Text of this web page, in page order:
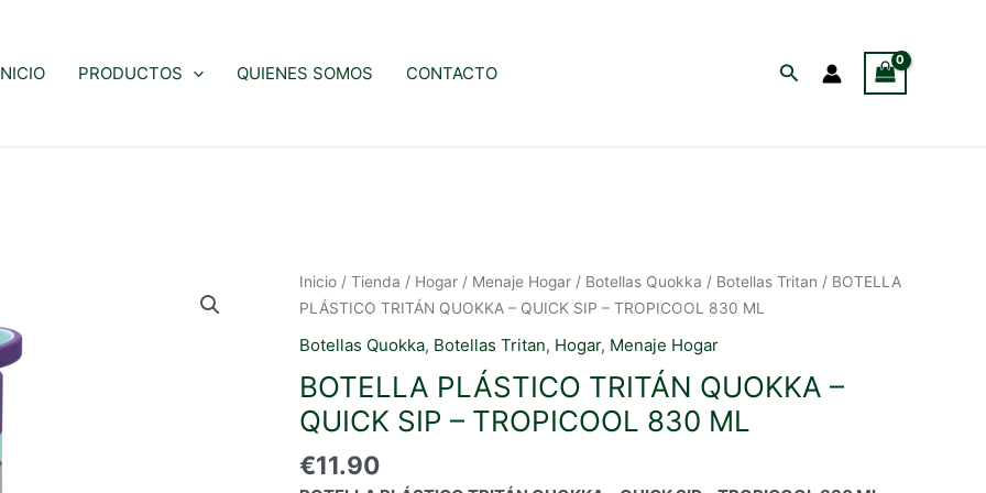
PRODUCTOS QUIENES SOMOS CONTACTO Buscar
Inicio / Tienda / Hogar / Menaje Hogar / Botellas Quokka / Botellas Tritan / BOTELLA
PLÁSTICO TRITÁN QUOKKA – QUICK SIP – TROPICOOL 830 ML
Botellas Quokka, Botellas Tritan, Hogar, Menaje Hogar
BOTELLA PLÁSTICO TRITÁN QUOKKA –
QUICK SIP – TROPICOOL 830 ML
€11.90